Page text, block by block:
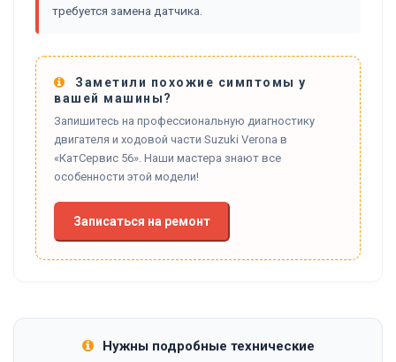
требуется замена датчика.
Заметили похожие симптомы у
вашей машины?
Запишитесь на профессиональную диагностику
двигателя и ходовой части Suzuki Verona в
«КатСервис 56». Наши мастера знают все
особенности этой модели!
Записаться на ремонт
Нужны подробные технические